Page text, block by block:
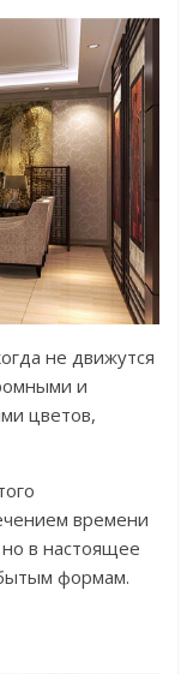
не движутся
и
цветов,
времени
в настоящее
формам.